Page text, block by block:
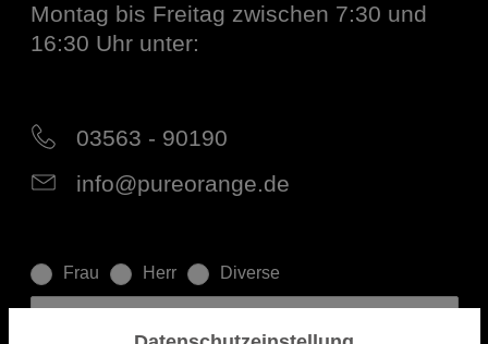
Montag bis Freitag zwischen 7:30 und
16:30 Uhr unter:
03563 - 90190
info@pureorange.de
Frau Herr Diverse